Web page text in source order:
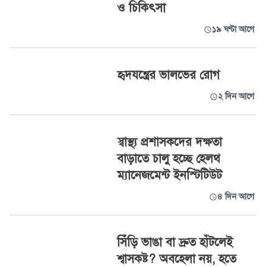
ও চিকিৎসা
১৯ ঘণ্টা আগে
হৃদযন্ত্রের ভালভের রোগ
২ দিন আগে
স্বাস্থ্য প্রশাসকদের দক্ষতা
বাড়াতে চালু হচ্ছে হেলথ
ম্যানেজমেন্ট ইনস্টিটিউট
৪ দিন আগে
সিঁড়ি ভাঙা বা দ্রুত হাঁটলেই
শ্বাসকষ্ট? অবহেলা নয়, হতে